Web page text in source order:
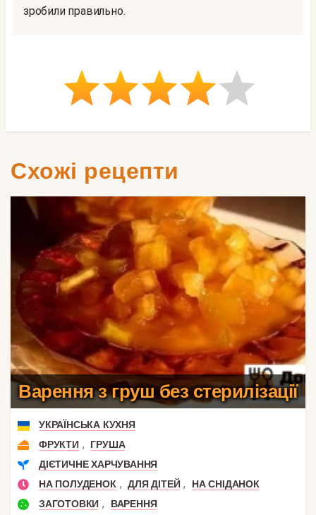
зробили правильно.
Схожі рецепти
Варення з груш без стерилізації
УКРАЇНСЬКА КУХНЯ
ФРУКТИ ,
ГРУША
ДІЄТИЧНЕ ХАРЧУВАННЯ
НА ПОЛУДЕНОК , ДЛЯ ДІТЕЙ ,
НА СНІДАНОК
ЗАГОТОВКИ , ВАРЕННЯ